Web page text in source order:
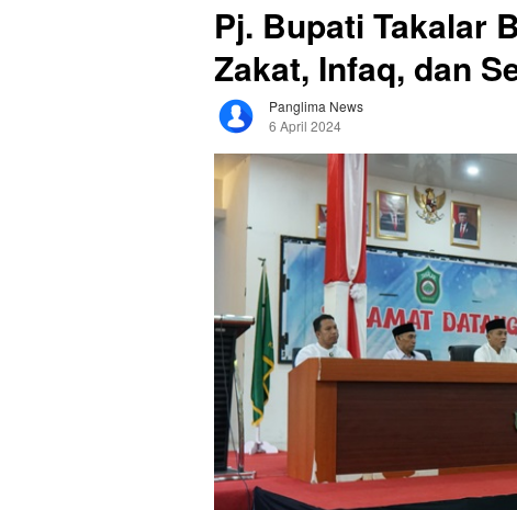
Pj. Bupati Takalar
Zakat, Infaq, dan
Panglima News
6 April 2024